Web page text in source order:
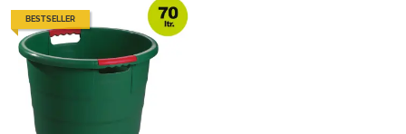
BESTSELLER